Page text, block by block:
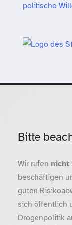
Bitte
Wir rufen nicht
beschäftigen
guten
sich öffentlich
Drogenpolitik